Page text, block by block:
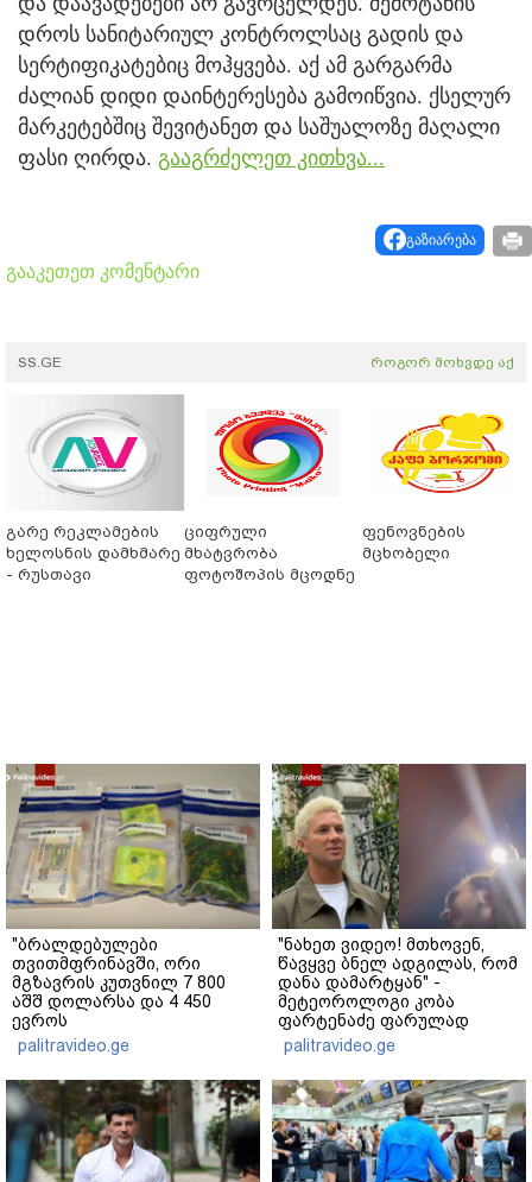
დროს სანიტარიულ კონტროლსაც გადის და
სერტიფიკატებიც მოჰყვება. აქ ამ გარგარმა
ძალიან დიდი დაინტერესება გამოიწვია. ქსელურ
მარკეტებშიც შევიტანეთ და საშუალოზე მაღალი
ფასი ღირდა. გააგრძელეთ კითხვა...
გაზიარება
გააკეთეთ კომენტარი
SS.GE როგორ მოხვდე აქ
გარე რეკლამების
ხელოსნის დამხმარე
- რუსთავი
ციფრული
მხატვრობა
ფოტოშოპის მცოდნე
ფენოვნების
მცხობელი
"ბრალდებულები
თვითმფრინავში, ორი
მგზავრის კუთვნილ 7 800
აშშ დოლარსა და 4 450
ევროს
მართლსაწინააღმდეგოდ
დაეუფლნენ" - დანაშაულის
რა დეტალები ხდება
ცნობილი?
palitravideo.ge
"ნახეთ ვიდეო! მთხოვენ,
წავყვე ბნელ ადგილას, რომ
დანა დამარტყან" -
მეტეოროლოგი კობა
ფარტენაძე ფარულად
გადაღებულ კადრებს
აქვეყნებს
palitravideo.ge